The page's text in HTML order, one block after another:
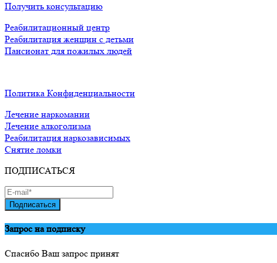
Получить консультацию
Реабилитационный центр
Реабилитация женщин с детьми
Пансионат для пожилых людей
Политика Конфиденциальности
Лечение наркомании
Лечение алкоголизма
Реабилитация наркозависимых
Снятие ломки
ПОДПИСАТЬСЯ
Подписаться
Запрос на подписку
Спасибо Ваш запрос принят